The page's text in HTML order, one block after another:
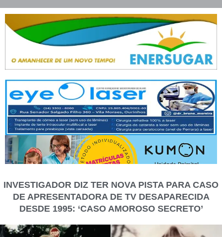
INVESTIGADOR DIZ TER NOVA PISTA PARA CASO
DE APRESENTADORA DE TV DESAPARECIDA
DESDE 1995: ‘CASO AMOROSO SECRETO’